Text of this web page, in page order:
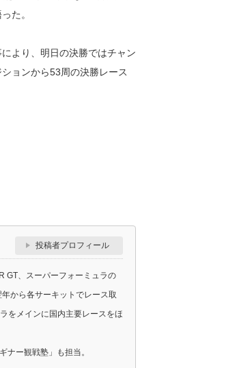
た。
より、明日の決勝ではチャン
ョンから53周の決勝レース
投稿者プロフィール
GT、スーパーフォーミュラの
から各サーキットでレース取
をメインに国内主要レースをほ
ナー観戦塾」も担当。